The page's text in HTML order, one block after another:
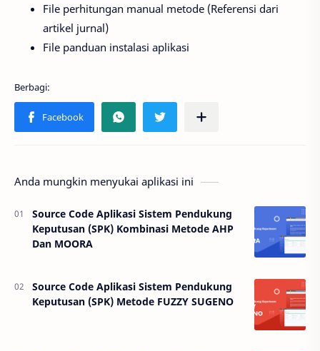
File perhitungan manual metode (Referensi dari
artikel jurnal)
File panduan instalasi aplikasi
Anda mungkin menyukai aplikasi ini
Source Code Aplikasi Sistem Pendukung
Keputusan (SPK) Kombinasi Metode AHP
Dan MOORA
Source Code Aplikasi Sistem Pendukung
Keputusan (SPK) Metode FUZZY SUGENO